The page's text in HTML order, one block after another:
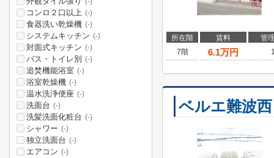
所在階 賃料
管
7階
6.1万円
ベルエ難波西
コンロ２口以上 (-)
食器洗い乾燥機 (-)
システムキッチン (-)
対面式キッチン (-)
バス・トイレ別 (-)
追焚機能浴室 (-)
浴室乾燥機 (-)
温水洗浄便座 (-)
洗面台 (-)
洗髪洗面化粧台 (-)
シャワー (-)
独立洗面台 (-)
エアコン (-)